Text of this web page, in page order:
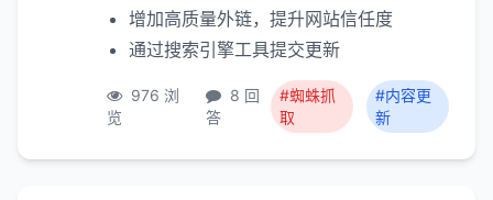
增加高质量外链，提升网站信任度
通过搜索引擎工具提交更新
976 浏
览
8 回
答
#蜘蛛抓
取
#内容更
新